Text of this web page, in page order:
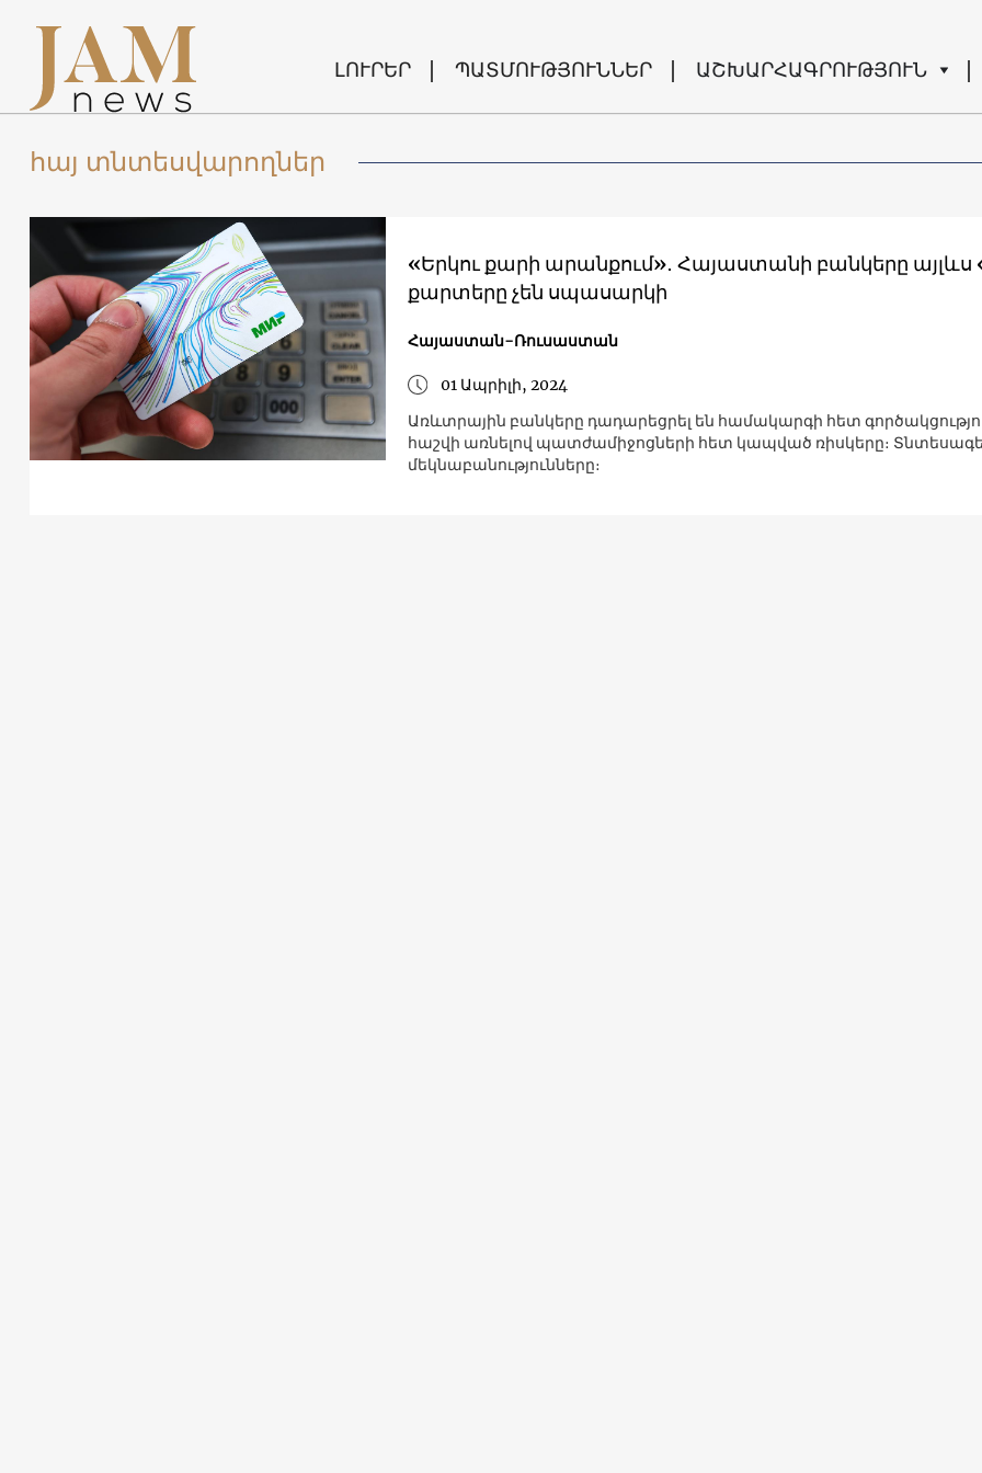
ԼՈՒՐԵՐ ՊԱՏՄՈՒԹՅՈՒՆՆԵՐ ԱՇԽԱՐՀԱԳՐՈՒԹՅՈՒՆ
հայ տնտեսվարողներ
«Երկու քարի արանքում»․ Հայաստանի բանկերը այլևս
քարտերը չեն սպասարկի
Հայաստան-Ռուսաստան
01 Ապրիլի, 2024
Առևտրային բանկերը դադարեցրել են համակարգի հետ
հաշվի առնելով պատժամիջոցների հետ կապված ռիսկերը։
մեկնաբանությունները։